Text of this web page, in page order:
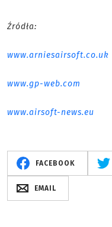
Źródła:
www.arniesairsoft.co.uk
www.gp-web.com
www.airsoft-news.eu
FACEBOOK
EMAIL